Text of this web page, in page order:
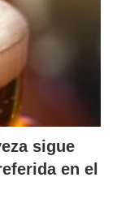
sigue
en el